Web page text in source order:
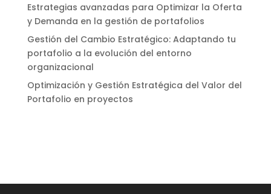
Estrategias avanzadas para Optimizar la Oferta
y Demanda en la gestión de portafolios
Gestión del Cambio Estratégico: Adaptando tu
portafolio a la evolución del entorno
organizacional
Optimización y Gestión Estratégica del Valor del
Portafolio en proyectos